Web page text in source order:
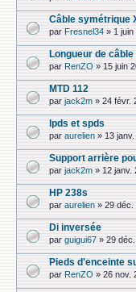
Câble symétrique
par Fresnel34 » 1
Longueur de
par RenZO » 15 juin
MTD 112
par jack2m » 24 févr.
lpds et spds
par aurelien » 13
Support arrière
par jack2m » 12 janv.
HP 238s
par aurelien » 29 déc.
Di inversée
par guigui67 » 29
Pieds d'enceinte
par RenZO » 26 nov.